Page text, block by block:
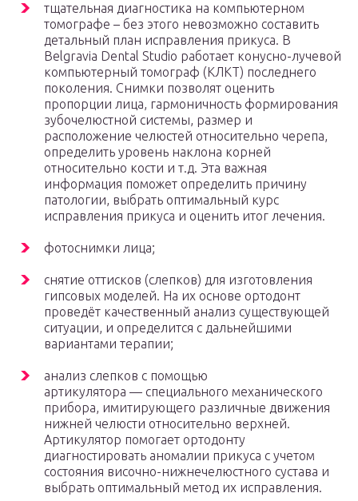
тщательная диагностика на компьютерном
томографе – без этого невозможно составить
детальный план исправления прикуса. В
Belgravia Dental Studio работает конусно-лучевой
компьютерный томограф (КЛКТ) последнего
поколения. Снимки позволят оценить
пропорции лица, гармоничность формирования
зубочелюстной системы, размер и
расположение челюстей относительно черепа,
определить уровень наклона корней
относительно кости и т.д. Эта важная
информация поможет определить причину
патологии, выбрать оптимальный курс
исправления прикуса и оценить итог лечения.
фотоснимки лица;
снятие оттисков (слепков) для изготовления
гипсовых моделей. На их основе ортодонт
проведёт качественный анализ существующей
ситуации, и определится с дальнейшими
вариантами терапии;
анализ слепков с помощью
артикулятора — специального механического
прибора, имитирующего различные движения
нижней челюсти относительно верхней.
Артикулятор помогает ортодонту
диагностировать аномалии прикуса с учетом
состояния височно-нижнечелюстного сустава и
выбрать оптимальный метод их исправления.